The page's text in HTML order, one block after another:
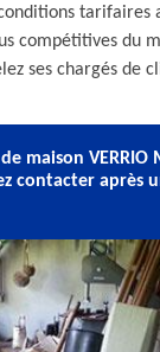
conditions tarifaires
compétitives du
ses chargés de
maison VERRIO
contacter après